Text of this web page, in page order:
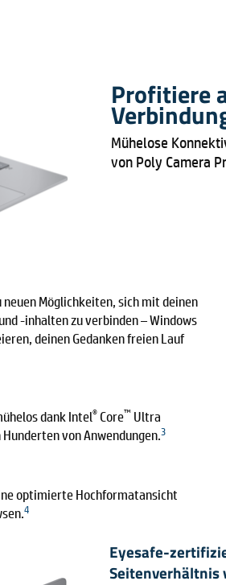
Profitiere
Mühelose
von Poly Camera
Möglichkeiten, sich mit deinen
-inhalten zu verbinden – Windows
deinen Gedanken freien Lauf
dank Intel® Core™ Ultra
von Anwendungen.3
optimierte Hochformatansicht
4
Eyesafe-
Seitenverhältnis